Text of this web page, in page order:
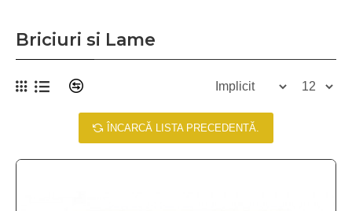
Briciuri si Lame
ÎNCARCĂ LISTA PRECEDENTĂ.